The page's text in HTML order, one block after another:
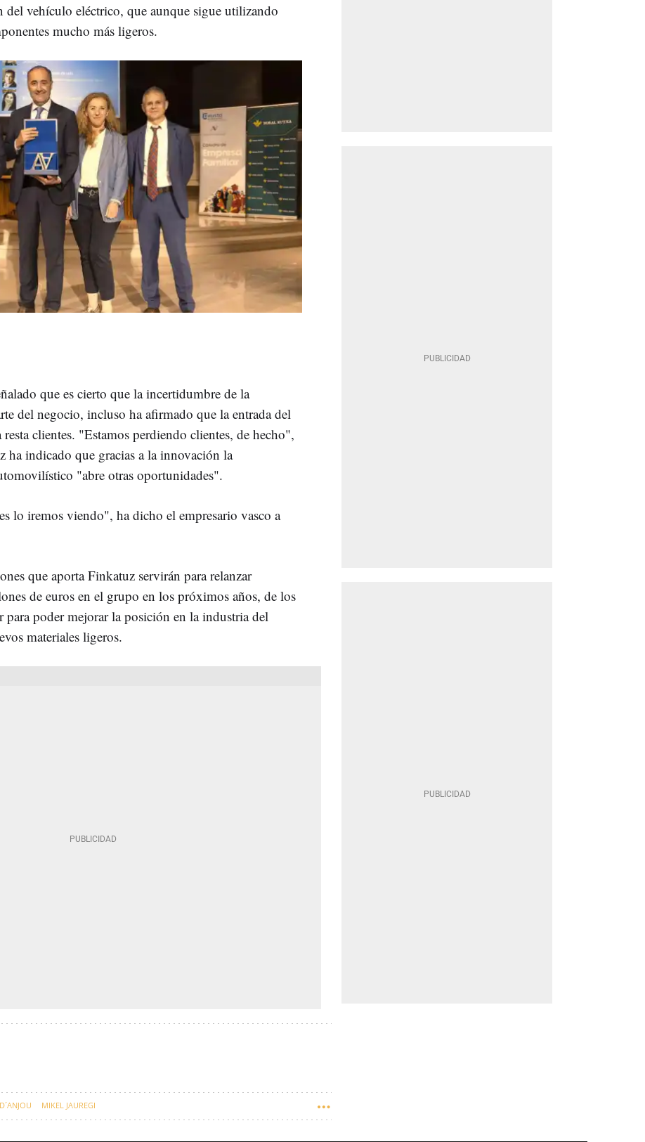
del vehículo eléctrico, que aunque sigue utilizando
mucho más ligeros.
que es cierto que la incertidumbre de la
del negocio, incluso ha afirmado que la entrada del
clientes. "Estamos perdiendo clientes, de hecho",
ha indicado que gracias a la innovación la
"abre otras oportunidades".
lo iremos viendo", ha dicho el empresario vasco a
que aporta Finkatuz servirán para relanzar
de euros en el grupo en los próximos años, de los
para poder mejorar la posición en la industria del
materiales ligeros.
MIKEL JAUREGI